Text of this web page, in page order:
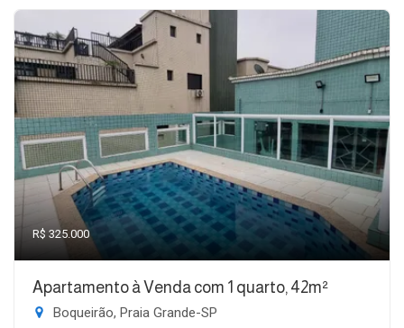
R$ 325.000
Apartamento à Venda com 1 quarto, 42m²
Boqueirão, Praia Grande-SP